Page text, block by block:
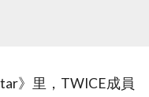
》里，TWICE成員